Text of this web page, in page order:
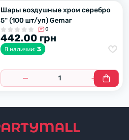
Шары воздушные хром серебро
5" (100 шт/уп) Gemar
0
442.00 грн
В наличии: 3